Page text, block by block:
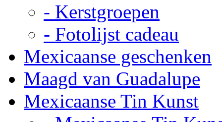
- Kerstgroepen
- Fotolijst cadeau
Mexicaanse geschenken
Maagd van Guadalupe
Mexicaanse Tin Kunst